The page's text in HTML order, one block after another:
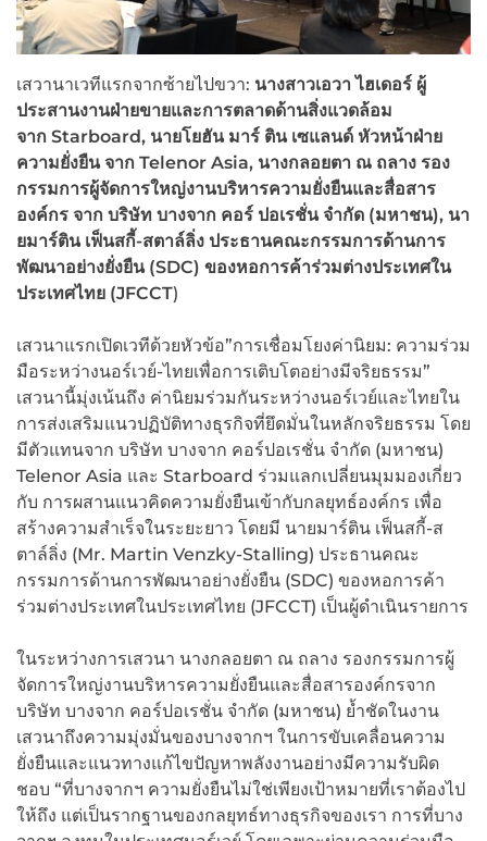
เสวานาเวทีแรกจากซ้ายไปขวา: นางสาวเอวา ไฮเดอร์ ผู้
ประสานงานฝ่ายขายและการตลาดด้านสิ่งแวดล้อม
จาก Starboard, นายโยฮัน มาร์ ติน เซแลนด์ หัวหน้าฝ่าย
ความยั่งยืน จาก Telenor Asia, นางกลอยตา ณ ถลาง รอง
กรรมการผู้จัดการใหญ่งานบริหารความยั่งยืนและสื่อสาร
องค์กร จาก บริษัท บางจาก คอร์ ปอเรชั่น จำกัด (มหาชน), นา
ยมาร์ติน เฟ็นสกี้-สตาล์ลิ่ง ประธานคณะกรรมการด้านการ
พัฒนาอย่างยั่งยืน (SDC) ของหอการค้าร่วมต่างประเทศใน
ประเทศไทย (JFCCT)
เสวนาแรกเปิดเวทีด้วยหัวข้อ”การเชื่อมโยงค่านิยม: ความร่วม
มือระหว่างนอร์เวย์-ไทยเพื่อการเติบโตอย่างมีจริยธรรม”
เสวนานี้มุ่งเน้นถึง ค่านิยมร่วมกันระหว่างนอร์เวย์และไทยใน
การส่งเสริมแนวปฏิบัติทางธุรกิจที่ยึดมั่นในหลักจริยธรรม โดย
มีตัวแทนจาก บริษัท บางจาก คอร์ปอเรชั่น จำกัด (มหาชน)
Telenor Asia และ Starboard ร่วมแลกเปลี่ยนมุมมองเกี่ยว
กับ การผสานแนวคิดความยั่งยืนเข้ากับกลยุทธ์องค์กร เพื่อ
สร้างความสำเร็จในระยะยาว โดยมี นายมาร์ติน เฟ็นสกี้-ส
ตาล์ลิ่ง (Mr. Martin Venzky-Stalling) ประธานคณะ
กรรมการด้านการพัฒนาอย่างยั่งยืน (SDC) ของหอการค้า
ร่วมต่างประเทศในประเทศไทย (JFCCT) เป็นผู้ดำเนินรายการ
ในระหว่างการเสวนา นางกลอยตา ณ ถลาง รองกรรมการผู้
จัดการใหญ่งานบริหารความยั่งยืนและสื่อสารองค์กรจาก
บริษัท บางจาก คอร์ปอเรชั่น จำกัด (มหาชน) ย้ำชัดในงาน
เสวนาถึงความมุ่งมั่นของบางจากฯ ในการขับเคลื่อนความ
ยั่งยืนและแนวทางแก้ไขปัญหาพลังงานอย่างมีความรับผิด
ชอบ “ที่บางจากฯ ความยั่งยืนไม่ใช่เพียงเป้าหมายที่เราต้องไป
ให้ถึง แต่เป็นรากฐานของกลยุทธ์ทางธุรกิจของเรา การที่บาง